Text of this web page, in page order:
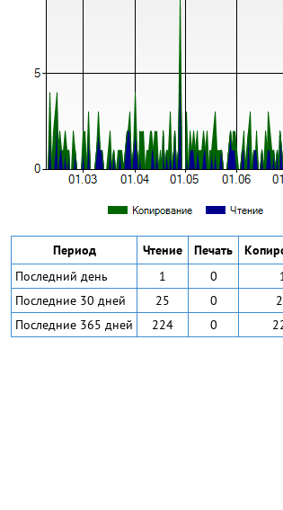
Период Чтение Печать
Последний день
1 0
Последние 30 дней
25 0
Последние 365 дней
224 0